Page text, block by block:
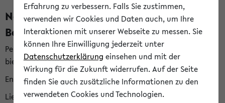
Nachhaltigkeitspreis 2026:
Bewerbungsphase gestartet (06.08.26)
Per E-Mail eingestellt von nachhaltigkeitsbuero@uni-
bielefeld.de an den Verteiler 'Alle Studierenden':
English version below
Liebe Studierende,
Erfahrung zu verbessern. Falls Sie zustimmen,
verwenden wir Cookies und Daten auch, um Ihre
Interaktionen mit unserer Webseite zu messen. Sie
können Ihre Einwilligung jederzeit unter
Datenschutzerklärung einsehen und mit der
Wirkung für die Zukunft widerrufen. Auf der Seite
finden Sie auch zusätzliche Informationen zu den
verwendeten Cookies und Technologien.